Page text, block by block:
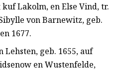
kuf Lakolm, en Else Vind, tr.
von Barnewitz, geb.
1677.
geb. 1655, auf
en Wustenfelde,